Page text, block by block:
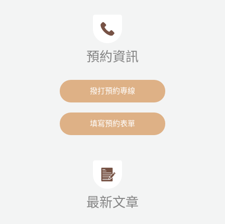
預約資訊
撥打預約專線
填寫預約表單
最新文章